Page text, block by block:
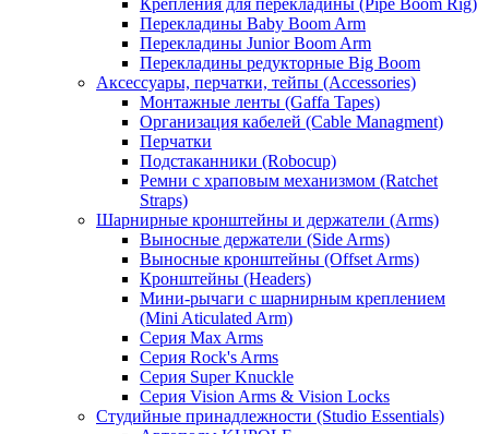
Крепления для перекладины (Pipe Boom Rig)
Перекладины Baby Boom Arm
Перекладины Junior Boom Arm
Перекладины редукторные Big Boom
Аксессуары, перчатки, тейпы (Accessories)
Монтажные ленты (Gaffa Tapes)
Организация кабелей (Cable Managment)
Перчатки
Подстаканники (Robocup)
Ремни с храповым механизмом (Ratchet
Straps)
Шарнирные кронштейны и держатели (Arms)
Выносные держатели (Side Arms)
Выносные кронштейны (Offset Arms)
Кронштейны (Headers)
Мини-рычаги с шарнирным креплением
(Mini Aticulated Arm)
Серия Max Arms
Серия Rock's Arms
Серия Super Knuckle
Серия Vision Arms & Vision Locks
Студийные принадлежности (Studio Essentials)